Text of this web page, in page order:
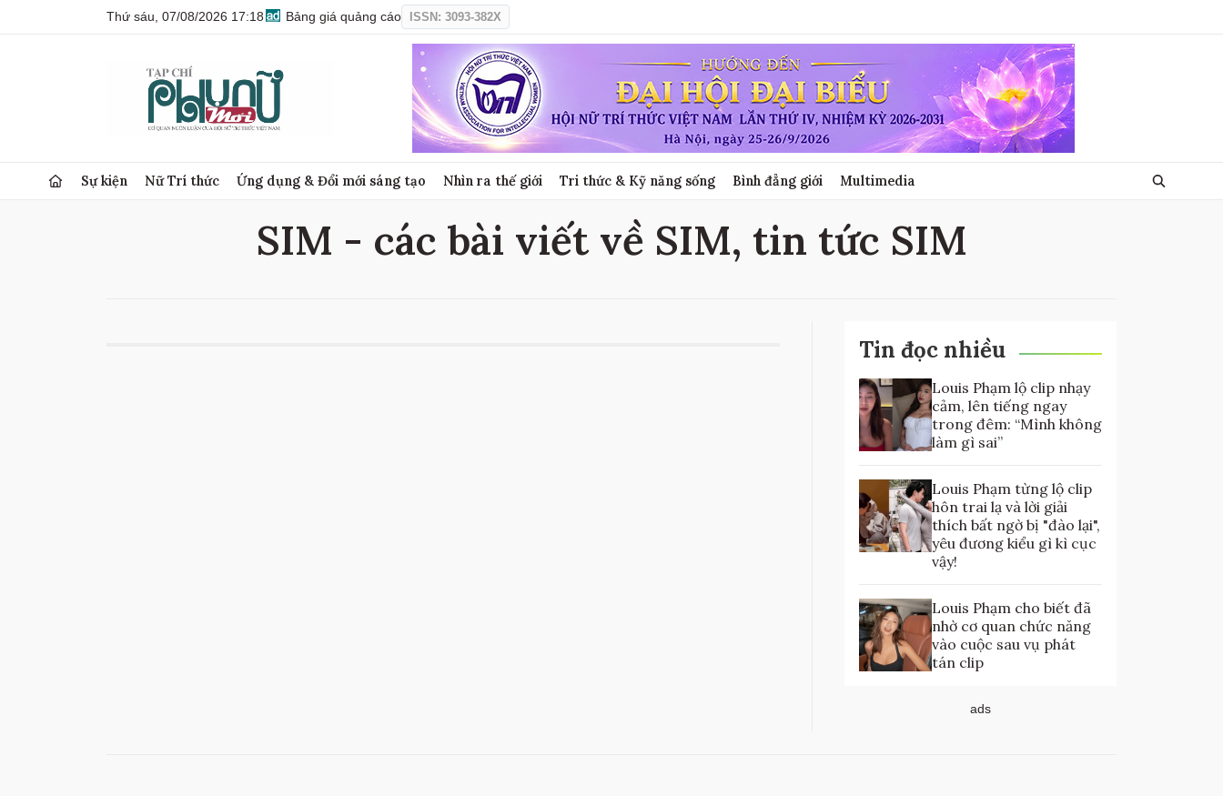
Thứ sáu, 07/08/2026 17:18 Bảng giá quảng cáo ISSN: 3093-382X
Sự kiện Nữ Trí thức Ứng dụng & Đổi mới sáng tạo Nhìn ra thế giới Tri thức & Kỹ năng sống Bình đẳng giới Multimedia
SIM - các bài viết về SIM, tin tức SIM
Tin đọc nhiều
Louis Phạm lộ clip nhạy
cảm, lên tiếng ngay
trong đêm: “Mình không
làm gì sai”
Louis Phạm từng lộ clip
hôn trai lạ và lời giải
thích bất ngờ bị "đào lại",
yêu đương kiểu gì kì cục
vậy!
Louis Phạm cho biết đã
nhờ cơ quan chức năng
vào cuộc sau vụ phát
tán clip
ads